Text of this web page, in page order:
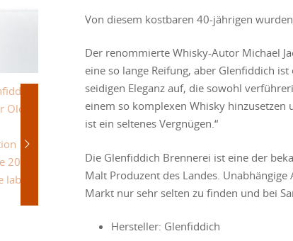
Von diesem kostbaren 40-jährigen
Der renommierte Whisky-Autor Michael
eine so lange Reifung, aber Glenfiddich
seidigen Eleganz auf, die sowohl
einem so komplexen Whisky
ist ein seltenes Vergnügen.“
Die Glenfiddich Brennerei ist eine der
Malt Produzent des Landes.
Markt nur sehr selten zu finden und bei
Hersteller: Glenfiddich